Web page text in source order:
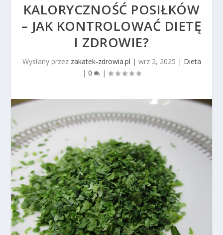
KALORYCZNOŚĆ POSIŁKÓW
– JAK KONTROLOWAĆ DIETĘ
I ZDROWIE?
Wysłany przez zakatek-zdrowia.pl | wrz 2, 2025 | Dieta
| 0 |